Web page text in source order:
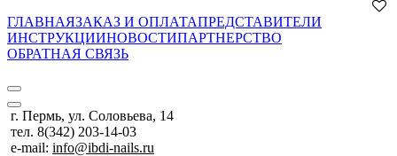
ГЛАВНАЯЗАКАЗ И ОПЛАТАПРЕДСТАВИТЕЛИ
ИНСТРУКЦИИНОВОСТИПАРТНЕРСТВО
ОБРАТНАЯ СВЯЗЬ
г. Пермь, ул. Соловьева, 14
тел. 8(342) 203-14-03
e-mail: info@ibdi-nails.ru